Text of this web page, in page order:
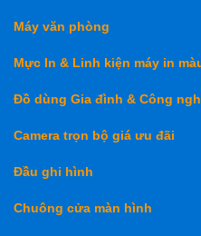
Máy văn phòng
Mực In & Linh kiện máy in
Đồ dùng Gia đình & Công
Camera trọn bộ giá ưu đãi
Đầu ghi hình
Chuông cửa màn hình